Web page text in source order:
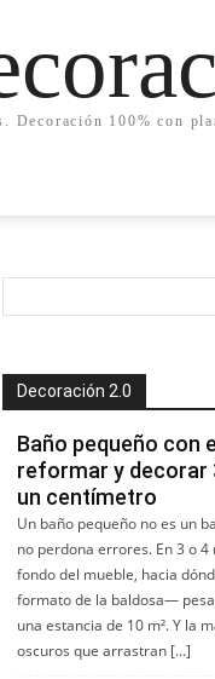
100% con
Decoración 2.0
Baño pequeño con
reformar y decorar
un centímetro
Un baño pequeño no es un
no perdona errores. En 3 o
fondo del mueble, hacia
formato de la baldosa—
una estancia de 10 m². Y la
oscuros que arrastran […]